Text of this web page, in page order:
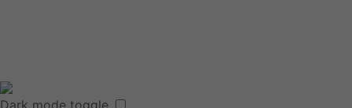
Dark mode toggle